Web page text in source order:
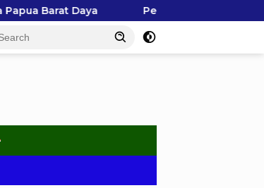
Penangkapan Hiu di Kepulauan Ayau Picu